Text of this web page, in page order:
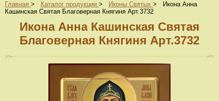
Главная > Каталог продукции > Иконы Святых >
Икона Анна
Кашинская Святая Благоверная Княгиня Арт.3732
Икона Анна Кашинская Святая
Благоверная Княгиня Арт.3732